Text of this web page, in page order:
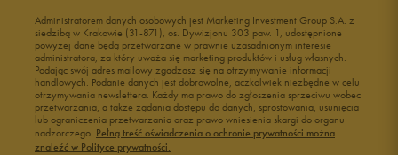
1 0%
Jak zbieramy opinie?
Administratorem danych osobowych jest Marketing Investment Group S.A. z
siedzibą w Krakowie (31-871), os. Dywizjonu 303 paw. 1, udostępnione
powyżej dane będą przetwarzane w prawnie uzasadnionym interesie
administratora, za który uważa się marketing produktów i usług własnych.
Podając swój adres mailowy zgadzasz się na otrzymywanie informacji
handlowych. Podanie danych jest dobrowolne, aczkolwiek niezbędne w celu
otrzymywania newslettera. Każdy ma prawo do zgłoszenia sprzeciwu wobec
przetwarzania, a także żądania dostępu do danych, sprostowania, usunięcia
lub ograniczenia przetwarzania oraz prawo wniesienia skargi do organu
nadzorczego. Pełną treść oświadczenia o ochronie prywatności można
znaleźć w Polityce prywatności.